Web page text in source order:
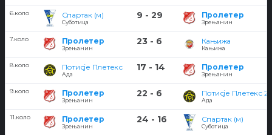
6.коло Спартак (м)
Суботица
9 - 29 Пролетер
Зрењанин
7.коло Пролетер
Зрењанин
23 - 6 Кањижа
Кањижа
8.коло Потисје Плетекс
Ада
17 - 14 Пролетер
Зрењанин
9.коло Пролетер
Зрењанин
22 - 6 Потисје Плетекс 2
Ада
11.коло Пролетер
Зрењанин
24 - 16 Спартак (м)
Суботица